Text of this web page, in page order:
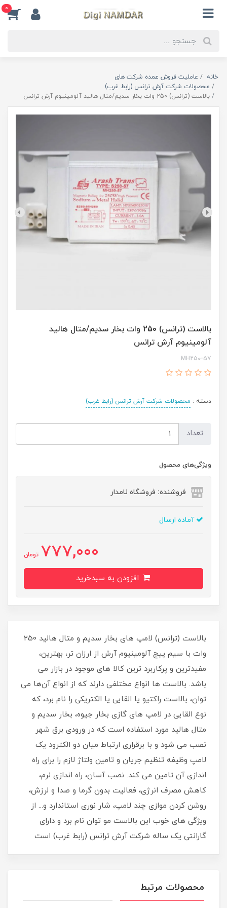
0
خانه
عاملیت فروش عمده شرکت های
محصولات شرکت آرش ترانس (رابط غرب)
بالاست (ترانس) 250 وات بخار سدیم/متال هالید آلومینیوم آرش ترانس
بالاست (ترانس) 250 وات بخار سدیم/متال هالید
آلومینیوم آرش ترانس
MH250-57
دسته : محصولات شرکت آرش ترانس (رابط غرب)
تعداد
ویژگی‌های محصول
فروشنده: فروشگاه نامدار
آماده ارسال
777,000 تومان
بالاست (ترانس) لامپ های بخار سدیم و متال هالید 250
وات با سیم پیچ آلومینیوم آرش از ارزان تر، بهترین،
مفیدترین و پرکاربرد ترین کالا های موجود در بازار می
باشد. بالاست ها انواع مختلفی دارند که از انواع آن‌ها می
توان، بالاست راکتیو یا القایی یا الکتریکی را نام برد، که
نوع القایی در لامپ های گازی بخار جیوه، بخار سدیم و
متال هالید مورد استفاده است که در ورودی برق شهر
نصب می شود و با برقراری ارتباط میان دو الکترود یک
لامپ وظیفه تنظیم جریان و تامین ولتاژ لازم را برای راه
اندازی آن تامین می کند. نصب آسان، راه اندازی نرم،
کاهش مصرف انرژی، فعالیت بدون گرما و صدا و لرزش،
روشن کردن موازی چند لامپ، شار نوری استاندارد و... از
ویژگی های خوب این بالاست مو توان نام برد و دارای
گارانتی یک ساله شرکت آرش ترانس (رابط غرب) است
محصولات مرتبط